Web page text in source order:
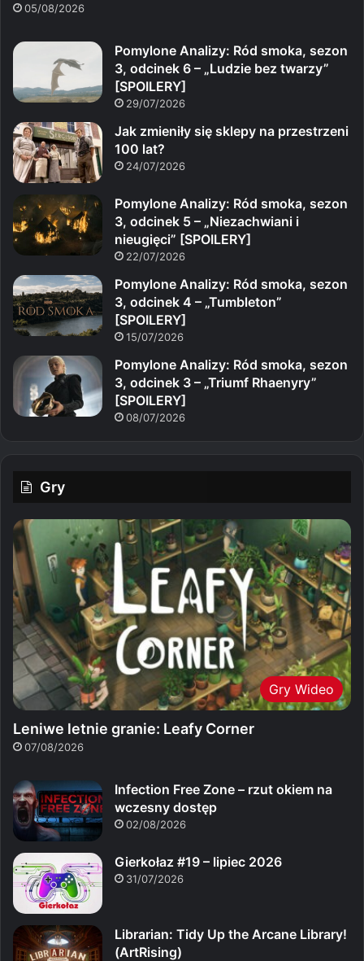
05/08/2026
Pomylone Analizy: Ród smoka, sezon
3, odcinek 6 – „Ludzie bez twarzy”
[SPOILERY]
29/07/2026
Jak zmieniły się sklepy na przestrzeni
100 lat?
24/07/2026
Pomylone Analizy: Ród smoka, sezon
3, odcinek 5 – „Niezachwiani i
nieugięci” [SPOILERY]
22/07/2026
Pomylone Analizy: Ród smoka, sezon
3, odcinek 4 – „Tumbleton”
[SPOILERY]
15/07/2026
Pomylone Analizy: Ród smoka, sezon
3, odcinek 3 – „Triumf Rhaenyry”
[SPOILERY]
08/07/2026
Gry
Gry Wideo
Leniwe letnie granie: Leafy Corner
07/08/2026
Infection Free Zone – rzut okiem na
wczesny dostęp
02/08/2026
Gierkołaz #19 – lipiec 2026
31/07/2026
Librarian: Tidy Up the Arcane Library!
(ArtRising)